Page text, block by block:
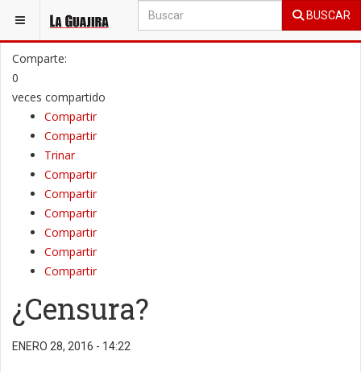
BUSCAR
ESTÁ AQUÍ: OPINIÓN COLUMNAS DE OPINIÓN
Comparte:
0
veces compartido
Compartir
Compartir
Trinar
Compartir
Compartir
Compartir
Compartir
Compartir
Compartir
¿Censura?
ENERO 28, 2016 - 14:22